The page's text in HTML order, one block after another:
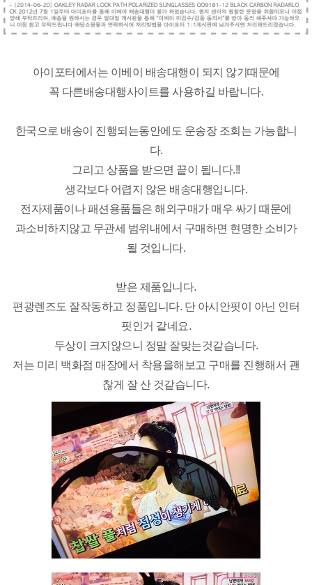
아이포터에서는 이베이 배송대행이 되지 않기때문에
꼭 다른배송대행사이트를 사용하길 바랍니다.
한국으로 배송이 진행되는동안에도 운송장 조회는 가능합니
다.
그리고 상품을 받으면 끝이 됩니다.!!
생각보다 어렵지 않은 배송대행입니다.
전자제품이나 패션용품들은 해외구매가 매우 싸기 때문에
과소비하지않고 무관세 범위내에서 구매하면 현명한 소비가
될 것입니다.
받은 제품입니다.
편광렌즈도 잘작동하고 정품입니다. 단 아시안핏이 아닌 인터
핏인거 같네요.
두상이 크지않으니 정말 잘맞는것같습니다.
저는 미리 백화점 매장에서 착용을해보고 구매를 진행해서 괜
찮게 잘 산 것같습니다.